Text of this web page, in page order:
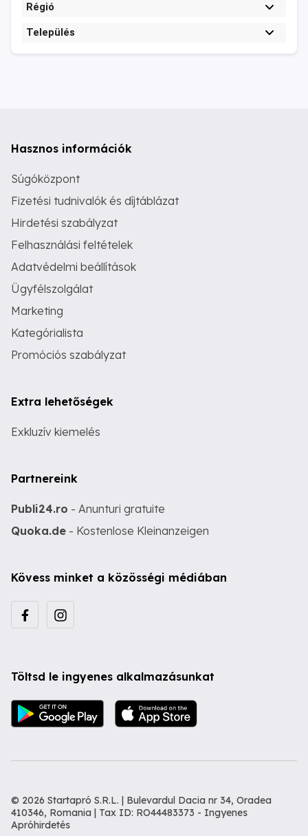
Régió
Település
Hasznos információk
Súgóközpont
Fizetési tudnivalók és díjtáblázat
Hirdetési szabályzat
Felhasználási feltételek
Adatvédelmi beállítások
Ügyfélszolgálat
Marketing
Kategórialista
Promóciós szabályzat
Extra lehetőségek
Exkluzív kiemelés
Partnereink
Publi24.ro - Anunturi gratuite
Quoka.de - Kostenlose Kleinanzeigen
Kövess minket a közösségi médiában
Töltsd le ingyenes alkalmazásunkat
© 2026 Startapró S.R.L. | Bulevardul Dacia nr 34, Oradea
410346, Romania | Tax ID: RO44483373 - Ingyenes
Apróhirdetés